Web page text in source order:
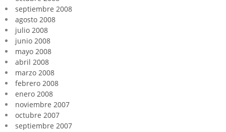
septiembre 2008
agosto 2008
julio 2008
junio 2008
mayo 2008
abril 2008
marzo 2008
febrero 2008
enero 2008
noviembre 2007
octubre 2007
septiembre 2007